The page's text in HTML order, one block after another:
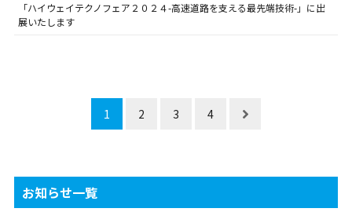
「ハイウェイテクノフェア２０２４-高速道路を支える最先端技術-」に出
展いたします
1 2 3 4
お知らせ一覧